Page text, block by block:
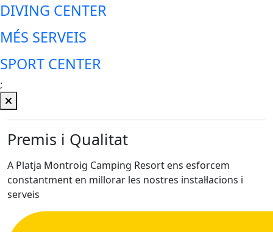
DIVING CENTER
MÉS SERVEIS
SPORT CENTER
;
Premis i Qualitat
A Platja Montroig Camping Resort ens esforcem
constantment en millorar les nostres instal·lacions i
serveis